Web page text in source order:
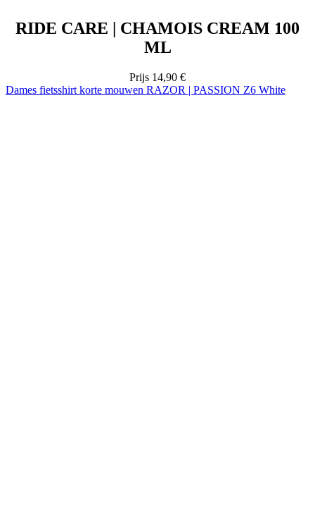
RIDE CARE | CHAMOIS CREAM 100
ML
Prijs 14,90 €
Dames fietsshirt korte mouwen RAZOR | PASSION Z6 White